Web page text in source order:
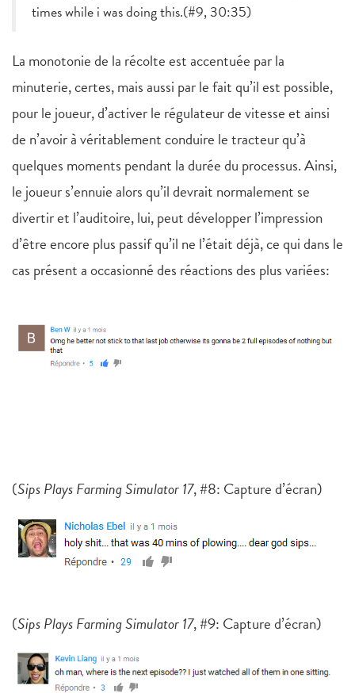
times while i was doing this.(#9, 30:35)
La monotonie de la récolte est accentuée par la
minuterie, certes, mais aussi par le fait qu’il est possible,
pour le joueur, d’activer le régulateur de vitesse et ainsi
de n’avoir à véritablement conduire le tracteur qu’à
quelques moments pendant la durée du processus. Ainsi,
le joueur s’ennuie alors qu’il devrait normalement se
divertir et l’auditoire, lui, peut développer l’impression
d’être encore plus passif qu’il ne l’était déjà, ce qui dans le
cas présent a occasionné des réactions des plus variées:
(Sips Plays Farming Simulator 17, #8: Capture d’écran)
(Sips Plays Farming Simulator 17, #9: Capture d’écran)